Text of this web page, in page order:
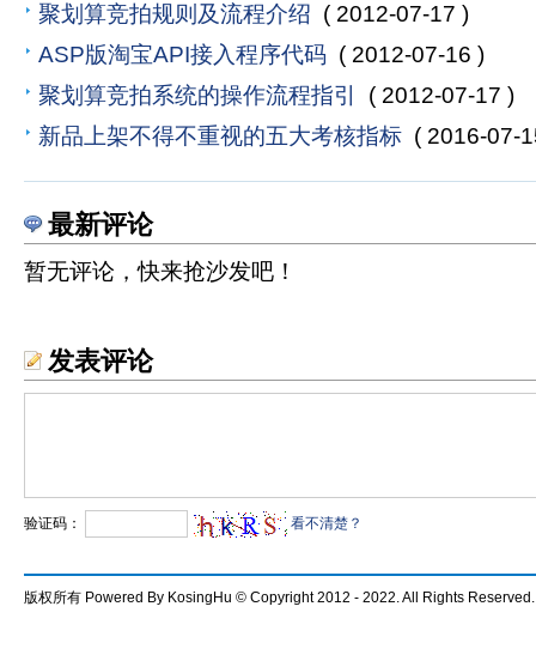
聚划算竞拍规则及流程介绍 ( 2012-07-17 )
ASP版淘宝API接入程序代码 ( 2012-07-16 )
聚划算竞拍系统的操作流程指引
( 2012-07-17 )
新品上架不得不重视的五大考核指标 ( 2016-07-
最新评论
暂无评论，快来抢沙发吧！
发表评论
验证码： 看不清楚？
版权所有 Powered By KosingHu © Copyright 2012 - 2022. All Rights